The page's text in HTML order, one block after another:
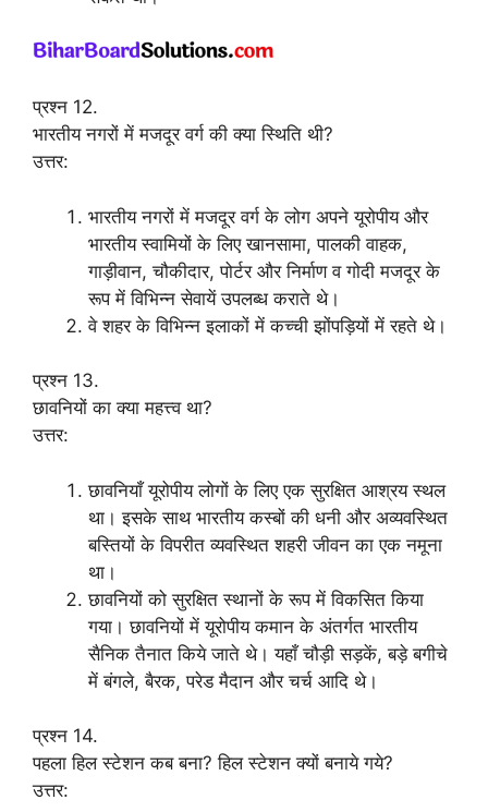
प्रश्न 12.
भारतीय नगरों में मजदूर वर्ग की क्या स्थिति थी?
उत्तर:
भारतीय नगरों में मजदूर वर्ग के लोग अपने यूरोपीय और
भारतीय स्वामियों के लिए खानसामा, पालकी वाहक,
गाड़ीवान, चौकीदार, पोर्टर और निर्माण व गोदी मजदूर के
रूप में विभिन्न सेवायें उपलब्ध कराते थे।
वे शहर के विभिन्न इलाकों में कच्ची झोंपड़ियों में रहते थे।
प्रश्न 13.
छावनियों का क्या महत्त्व था?
उत्तर:
छावनियाँ यूरोपीय लोगों के लिए एक सुरक्षित आश्रय स्थल
था। इसके साथ भारतीय कस्बों की धनी और अव्यवस्थित
बस्तियों के विपरीत व्यवस्थित शहरी जीवन का एक नमूना
था।
छावनियों को सुरक्षित स्थानों के रूप में विकसित किया
गया। छावनियों में यूरोपीय कमान के अंतर्गत भारतीय
सैनिक तैनात किये जाते थे। यहाँ चौड़ी सड़कें, बड़े बगीचे
में बंगले, बैरक, परेड मैदान और चर्च आदि थे।
प्रश्न 14.
पहला हिल स्टेशन कब बना? हिल स्टेशन क्यों बनाये गये?
उत्तर: